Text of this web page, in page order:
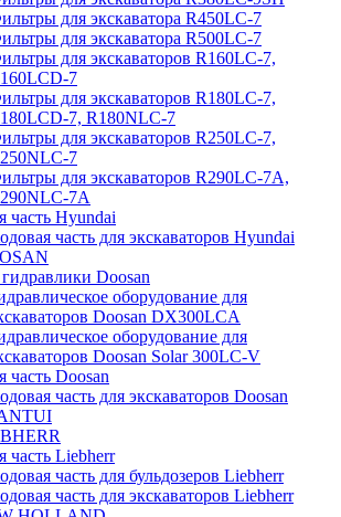
для экскаватора R450LC-7
для экскаватора R500LC-7
для экскаваторов R160LC-7,
7
для экскаваторов R180LC-7,
7, R180NLC-7
для экскаваторов R250LC-7,
7
для экскаваторов R290LC-7A,
7A
часть Hyundai
часть для экскаваторов Hyundai
Doosan
оборудование для
Doosan DX300LCA
оборудование для
Doosan Solar 300LC-V
часть Doosan
часть для экскаваторов Doosan
часть Liebherr
часть для бульдозеров Liebherr
часть для экскаваторов Liebherr